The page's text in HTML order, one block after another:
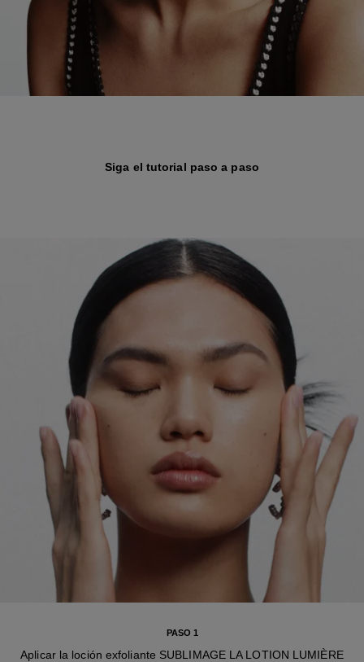
Siga el tutorial paso a paso
PASO 1
Aplicar la loción exfoliante SUBLIMAGE LA LOTION LUMIÈRE